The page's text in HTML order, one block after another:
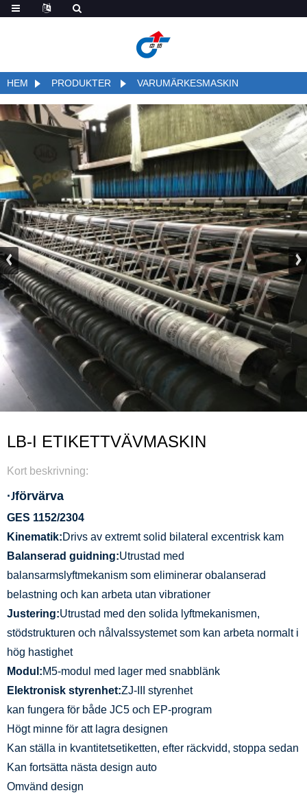
HEM PRODUKTER VARUMÄRKESMASKIN
LB-I ETIKETTVÄVMASKIN
Kort beskrivning:
·Jförvärva
GES 1152/2304
Kinematik:Drivs av extremt solid bilateral excentrisk kam
Balanserad guidning:Utrustad med
balansarmslyftmekanism som eliminerar obalanserad
belastning och kan arbeta utan vibrationer
Justering:Utrustad med den solida lyftmekanismen,
stödstrukturen och nålvalssystemet som kan arbeta normalt i
hög hastighet
Modul:M5-modul med lager med snabblänk
Elektronisk styrenhet:ZJ-III styrenhet
kan fungera för både JC5 och EP-program
Högt minne för att lagra designen
Kan ställa in kvantitetsetiketten, efter räckvidd, stoppa sedan
Kan fortsätta nästa design auto
Omvänd design